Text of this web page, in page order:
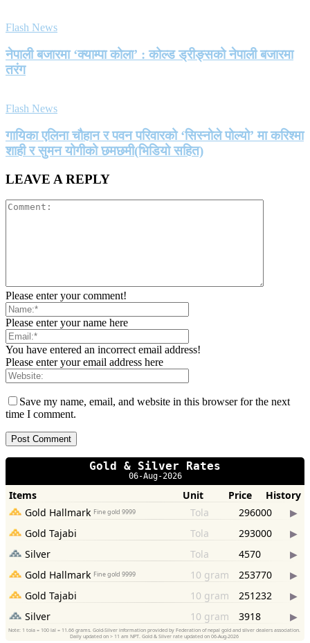
Flash News
नेपाली बजारमा ‘क्याम्पा कोला’ : कोल्ड ड्रीङ्सको नेपाली बजारमा
तरंग
Flash News
गायिका एलिना चौहान र पवन परिवारको ‘सिस्नोले पोल्यो’ मा करिश्मा
शाही र सुमन योगीको छमछमी(भिडियो सहित)
LEAVE A REPLY
Please enter your comment!
Please enter your name here
You have entered an incorrect email address!
Please enter your email address here
Save my name, email, and website in this browser for the next
time I comment.